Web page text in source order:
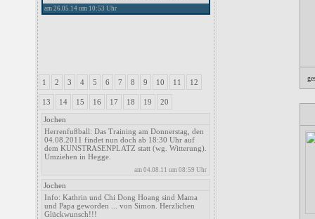
am 26.05.14 um 10:53 Uhr
1 2 3 4 5 6 7 8 9 10 11 12
13 14 15 16 17 18 19 20
Jochen
Herrenfußball: Das Training am Donnerstag, den
04.08.2011 findet nun doch ab 18:30 Uhr auf
dem KUNSTRASENPLATZ statt (wg. Witterung).
Umziehen in Hegge.
am 04.08.11 um 08:59 Uhr
Jochen
Info: Kathrin und Chi Dong Hoang sind Mama
und Papa geworden ... von Simon. Herzlichen
Glückwunsch!!!